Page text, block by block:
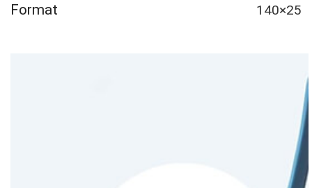
Format 140×25